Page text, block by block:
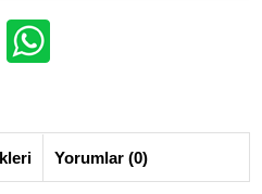
Yorumlar (0)